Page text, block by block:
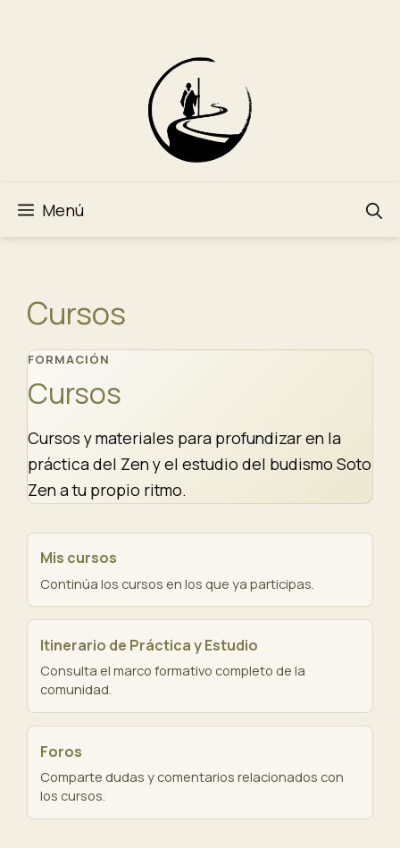
Menú
Cursos
FORMACIÓN
Cursos
Cursos y materiales para profundizar en la
práctica del Zen y el estudio del budismo Soto
Zen a tu propio ritmo.
Mis cursos
Continúa los cursos en los que ya participas.
Itinerario de Práctica y Estudio
Consulta el marco formativo completo de la
comunidad.
Foros
Comparte dudas y comentarios relacionados con
los cursos.